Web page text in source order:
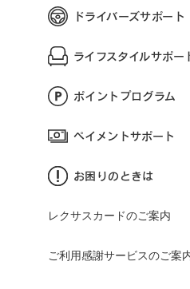
ドライバーズサポート
ライフスタイルサポー
ポイントプログラム
ペイメントサポート
お困りのときは
レクサスカードのご案内
ご利用感謝サービスのご案